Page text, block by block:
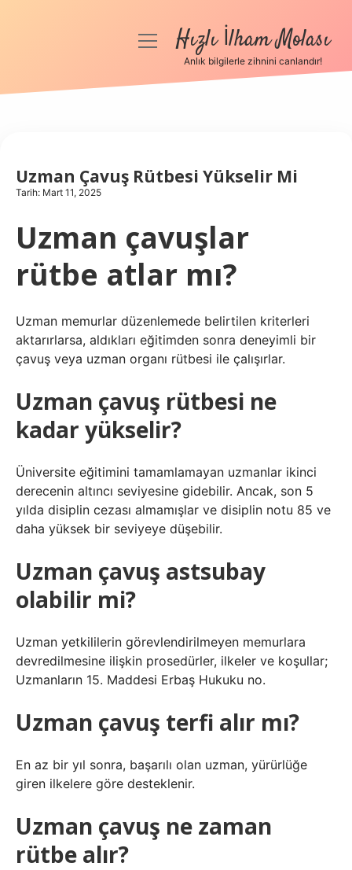
Anasayfa
Hakkımızda
menüyüHızlı İlham Molası
Anlık bilgilerle zihnini canlandır!
Uzman Çavuş Rütbesi Yükselir Mi
Tarih: Mart 11, 2025
Uzman çavuşlar
rütbe atlar mı?
Uzman memurlar düzenlemede belirtilen kriterleri
aktarırlarsa, aldıkları eğitimden sonra deneyimli bir
çavuş veya uzman organı rütbesi ile çalışırlar.
Uzman çavuş rütbesi ne
kadar yükselir?
Üniversite eğitimini tamamlamayan uzmanlar ikinci
derecenin altıncı seviyesine gidebilir. Ancak, son 5
yılda disiplin cezası almamışlar ve disiplin notu 85 ve
daha yüksek bir seviyeye düşebilir.
Uzman çavuş astsubay
olabilir mi?
Uzman yetkililerin görevlendirilmeyen memurlara
devredilmesine ilişkin prosedürler, ilkeler ve koşullar;
Uzmanların 15. Maddesi Erbaş Hukuku no.
Uzman çavuş terfi alır mı?
En az bir yıl sonra, başarılı olan uzman, yürürlüğe
giren ilkelere göre desteklenir.
Uzman çavuş ne zaman
rütbe alır?